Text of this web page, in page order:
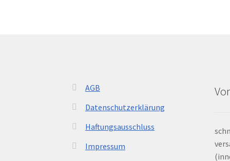
AGB
Datenschutzerklärung
Haftungsausschluss
Impressum